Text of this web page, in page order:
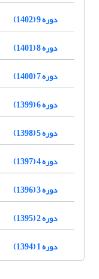
دوره 9 (1402)
دوره 8 (1401)
دوره 7 (1400)
دوره 6 (1399)
دوره 5 (1398)
دوره 4 (1397)
دوره 3 (1396)
دوره 2 (1395)
دوره 1 (1394)